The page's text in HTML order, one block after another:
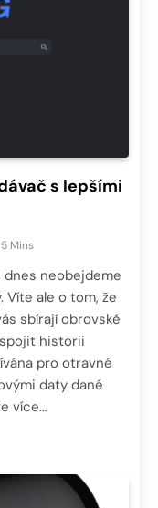
s lepšími
5 Mins
neobejdeme
Víte ale o tom, že
sbírají obrovské
historii
pro otravné
daty dané
více…